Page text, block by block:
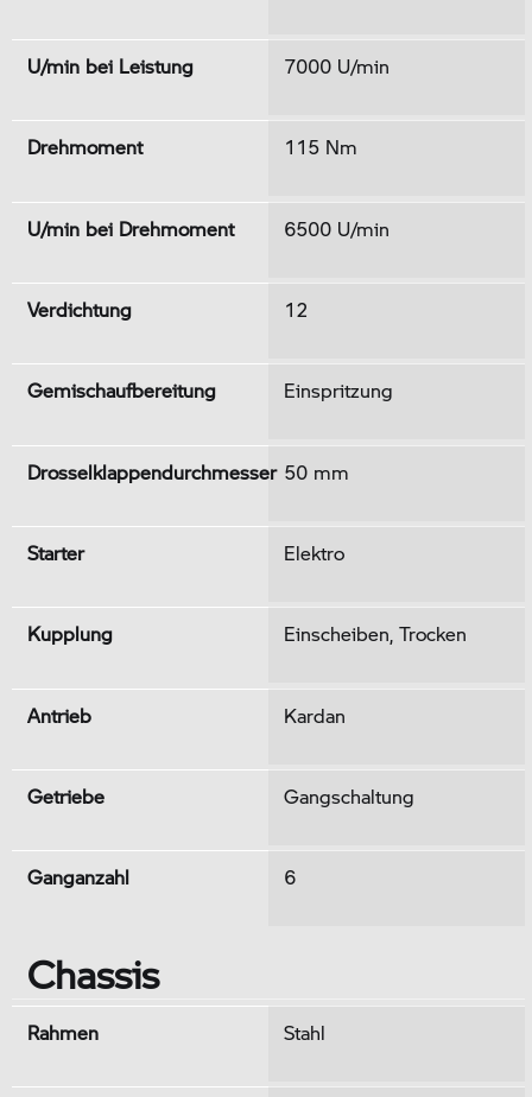
U/min bei Leistung 7000 U/min
Drehmoment 115 Nm
U/min bei Drehmoment 6500 U/min
Verdichtung 12
Gemischaufbereitung Einspritzung
Drosselklappendurchmesser 50 mm
Starter Elektro
Kupplung Einscheiben, Trocken
Antrieb Kardan
Getriebe Gangschaltung
Ganganzahl 6
Chassis
Rahmen Stahl